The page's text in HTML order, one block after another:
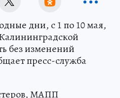
дни, с 1 по 10 мая,
без изменений
пресс-служба